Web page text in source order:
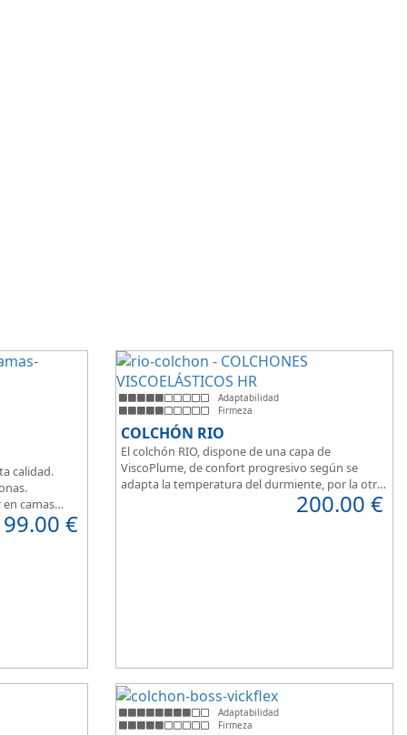
calidad.
camas
€
Adaptabilidad
Firmeza
COLCHÓN RIO
El colchón RIO, dispone de una capa de
ViscoPlume, de confort progresivo según se
adapta la temperatura del durmiente, por la otra
cara del colchón, dispone de capa de confort
Cotton, algodón 100% que brinda una sensación
200.00 €
Adaptabilidad
Firmeza